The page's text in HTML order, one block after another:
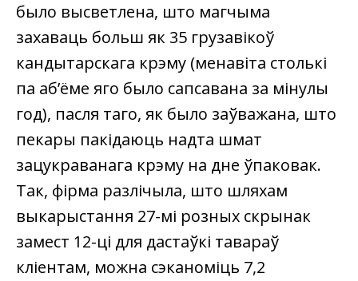
было высветлена, што магчыма
захаваць больш як 35 грузавікоў
кандытарскага крэму (менавіта столькі
па аб’ёме яго было сапсавана за мінулы
год), пасля таго, як было заўважана, што
пекары пакідаюць надта шмат
зацукраванага крэму на дне ўпаковак.
Так, фірма разлічыла, што шляхам
выкарыстання 27-мі розных скрынак
замест 12-ці для дастаўкі тавараў
кліентам, можна сэканоміць 7,2